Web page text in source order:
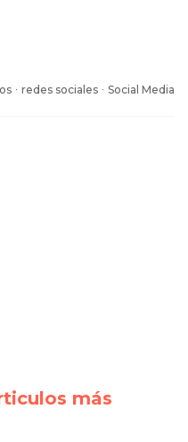
· redes sociales · Social Media
más